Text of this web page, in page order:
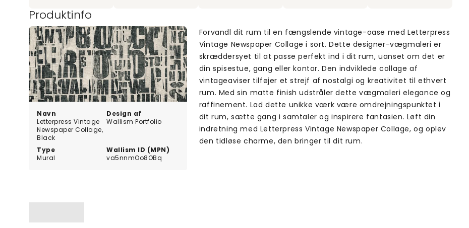
Produktinfo
Navn
Letterpress Vintage
Newspaper Collage,
Black
Design af
Wallism Portfolio
Type
Mural
Wallism ID (MPN)
va5nnmOo8OBq
Forvandl dit rum til en fængslende vintage-oase med Letterpress
Vintage Newspaper Collage i sort. Dette designer-vægmaleri er
skræddersyet til at passe perfekt ind i dit rum, uanset om det er
din spisestue, gang eller kontor. Den indviklede collage af
vintageaviser tilføjer et strejf af nostalgi og kreativitet til ethvert
rum. Med sin matte finish udstråler dette vægmaleri elegance og
raffinement. Lad dette unikke værk være omdrejningspunktet i
dit rum, sætte gang i samtaler og inspirere fantasien. Løft din
indretning med Letterpress Vintage Newspaper Collage, og oplev
den tidløse charme, den bringer til dit rum.